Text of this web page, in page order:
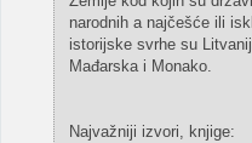
narodnih a najčešće ili
istorijske svrhe su
Mađarska i Monako.
Najvažniji izvori, knjige: